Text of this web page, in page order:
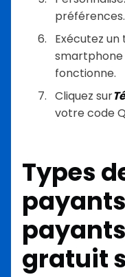
préférences.
Exécutez
smartphone
fonctionne.
Cliquez sur
votre code
Types
payants
gratuit